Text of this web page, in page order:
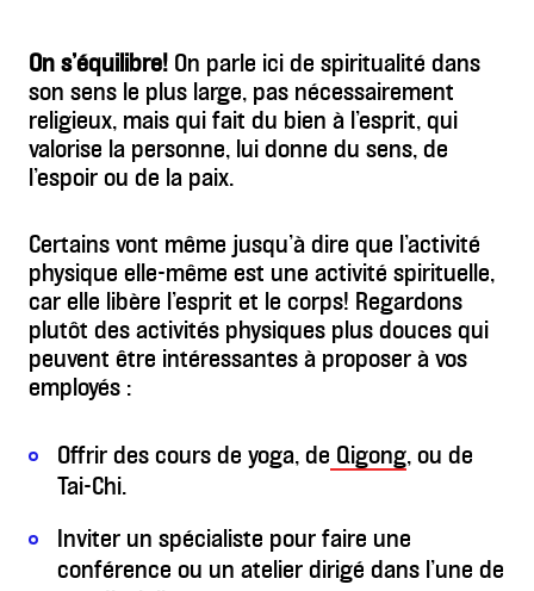
On s’équilibre! On parle ici de spiritualité dans
son sens le plus large, pas nécessairement
religieux, mais qui fait du bien à l’esprit, qui
valorise la personne, lui donne du sens, de
l’espoir ou de la paix.
Certains vont même jusqu’à dire que l’activité
physique elle-même est une activité spirituelle,
car elle libère l’esprit et le corps! Regardons
plutôt des activités physiques plus douces qui
peuvent être intéressantes à proposer à vos
employés :
Offrir des cours de yoga, de Qigong, ou de
Tai-Chi.
Inviter un spécialiste pour faire une
conférence ou un atelier dirigé dans l’une de